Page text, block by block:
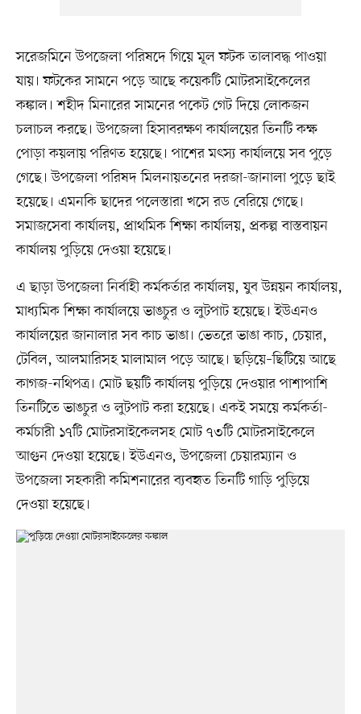
সরেজমিনে উপজেলা পরিষদে গিয়ে মূল ফটক তালাবদ্ধ পাওয়া
যায়। ফটকের সামনে পড়ে আছে কয়েকটি মোটরসাইকেলের
কঙ্কাল। শহীদ মিনারের সামনের পকেট গেট দিয়ে লোকজন
চলাচল করছে। উপজেলা হিসাবরক্ষণ কার্যালয়ের তিনটি কক্ষ
পোড়া কয়লায় পরিণত হয়েছে। পাশের মৎস্য কার্যালয়ে সব পুড়ে
গেছে। উপজেলা পরিষদ মিলনায়তনের দরজা-জানালা পুড়ে ছাই
হয়েছে। এমনকি ছাদের পলেস্তারা খসে রড বেরিয়ে গেছে।
সমাজসেবা কার্যালয়, প্রাথমিক শিক্ষা কার্যালয়, প্রকল্প বাস্তবায়ন
কার্যালয় পুড়িয়ে দেওয়া হয়েছে।
এ ছাড়া উপজেলা নির্বাহী কর্মকর্তার কার্যালয়, যুব উন্নয়ন কার্যালয়,
মাধ্যমিক শিক্ষা কার্যালয়ে ভাঙচুর ও লুটপাট হয়েছে। ইউএনও
কার্যালয়ের জানালার সব কাচ ভাঙা। ভেতরে ভাঙা কাচ, চেয়ার,
টেবিল, আলমারিসহ মালামাল পড়ে আছে। ছড়িয়ে–ছিটিয়ে আছে
কাগজ-নথিপত্র। মোট ছয়টি কার্যালয় পুড়িয়ে দেওয়ার পাশাপাশি
তিনটিতে ভাঙচুর ও লুটপাট করা হয়েছে। একই সময়ে কর্মকর্তা-
কর্মচারী ১৭টি মোটরসাইকেলসহ মোট ৭৩টি মোটরসাইকেলে
আগুন দেওয়া হয়েছে। ইউএনও, উপজেলা চেয়ারম্যান ও
উপজেলা সহকারী কমিশনারের ব্যবহৃত তিনটি গাড়ি পুড়িয়ে
দেওয়া হয়েছে।